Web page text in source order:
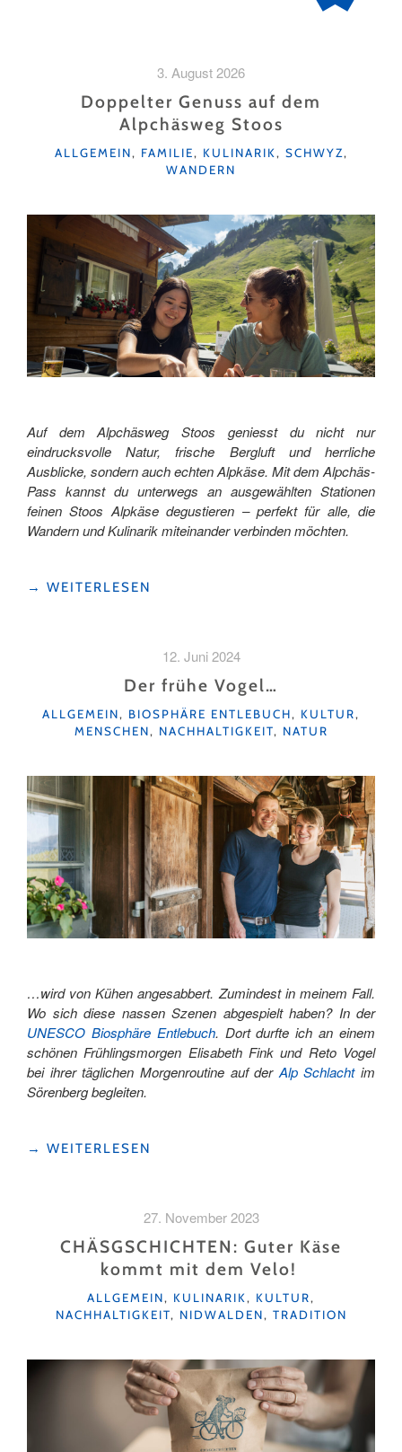
3. August 2026
Doppelter Genuss auf dem
Alpchäsweg Stoos
KATEGORIEN
ALLGEMEIN, FAMILIE, KULINARIK, SCHWYZ,
WANDERN
Auf dem Alpchäsweg Stoos geniesst du nicht nur
eindrucksvolle Natur, frische Bergluft und herrliche
Ausblicke, sondern auch echten Alpkäse. Mit dem Alpchäs-
Pass kannst du unterwegs an ausgewählten Stationen
feinen Stoos Alpkäse degustieren – perfekt für alle, die
Wandern und Kulinarik miteinander verbinden möchten.
"DOPPELTER
→ WEITERLESEN
12. Juni 2024
Der frühe Vogel…
KATEGORIEN
ALLGEMEIN, BIOSPHÄRE ENTLEBUCH, KULTUR,
MENSCHEN, NACHHALTIGKEIT, NATUR
…wird von Kühen angesabbert. Zumindest in meinem Fall.
Wo sich diese nassen Szenen abgespielt haben? In der
UNESCO Biosphäre Entlebuch. Dort durfte ich an einem
schönen Frühlingsmorgen Elisabeth Fink und Reto Vogel
bei ihrer täglichen Morgenroutine auf der Alp Schlachtim
Sörenberg begleiten.
"DER
→ WEITERLESEN
27. November 2023
CHÄSGSCHICHTEN: Guter Käse
kommt mit dem Velo!
KATEGORIEN
ALLGEMEIN, KULINARIK, KULTUR,
NACHHALTIGKEIT, NIDWALDEN, TRADITION